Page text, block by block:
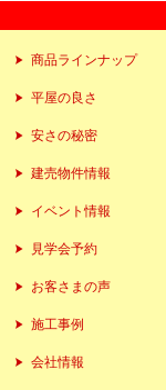
商品ラインナップ
平屋の良さ
安さの秘密
建売物件情報
イベント情報
見学会予約
お客さまの声
施工事例
会社情報